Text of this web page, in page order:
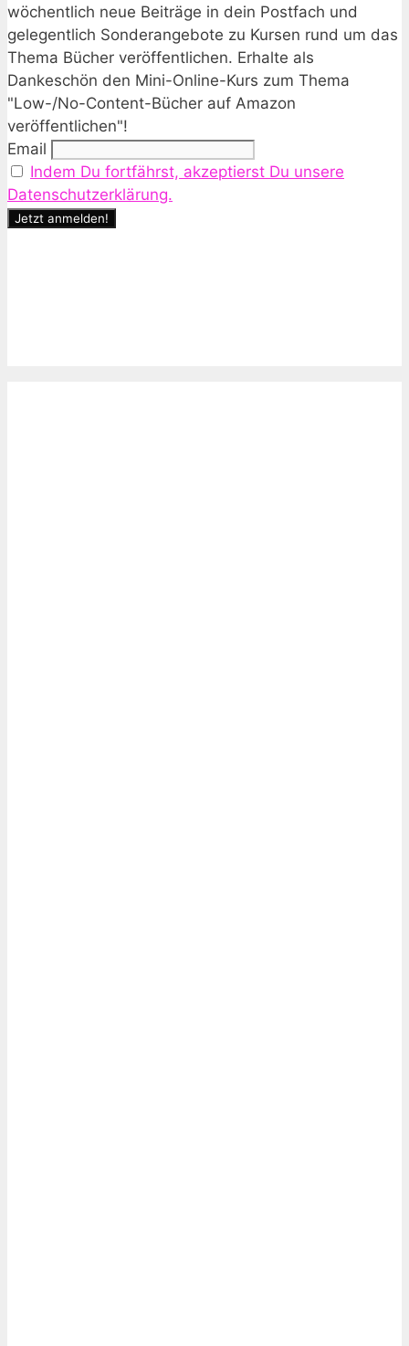
wöchentlich neue Beiträge in dein Postfach und
gelegentlich Sonderangebote zu Kursen rund um das
Thema Bücher veröffentlichen. Erhalte als
Dankeschön den Mini-Online-Kurs zum Thema
"Low-/No-Content-Bücher auf Amazon
veröffentlichen"!
Email
Indem Du fortfährst, akzeptierst Du unsere
Datenschutzerklärung.